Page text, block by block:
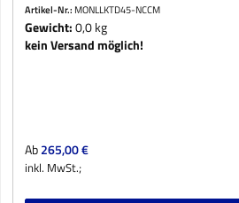
Artikel-Nr.: MONLLKTD45-NCCM
Gewicht:0,0 kg
kein Versand möglich!
Regulärer Preis:
Ab265,00 €
inkl. MwSt.;